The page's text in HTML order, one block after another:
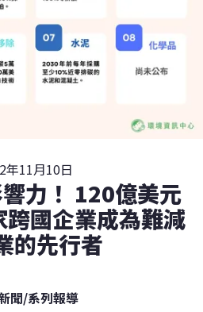
年11月10日
力！ 120億美元
國企業成為難減
的先行者
聞/系列報導